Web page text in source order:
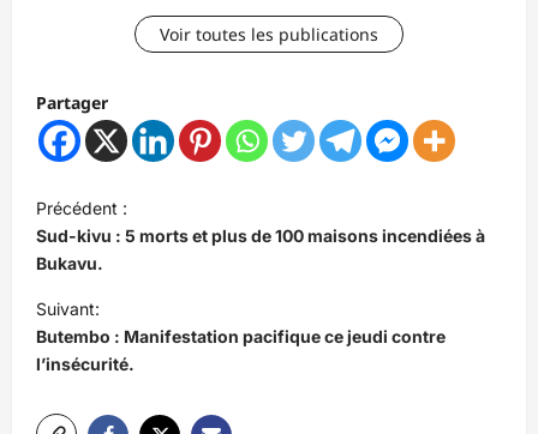
Voir toutes les publications
Partager
N
a
v
i
g
a
t
Précédent :
Sud-kivu : 5 morts et plus de 100 maisons incendiées à
Bukavu.
Suivant:
Butembo : Manifestation pacifique ce jeudi contre
l’insécurité.